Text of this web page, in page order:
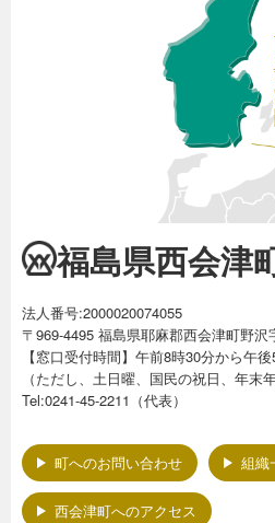
福島県西会津
法人番号:2000020074055
〒969-4495 福島県耶麻郡西会津町野
【窓口受付時間】午前8時30分から午
（ただし、土日曜、国民の祝日、年末
Tel:0241-45-2211（代表）
町へのお問い合わせ 組織
西会津町へのアクセス